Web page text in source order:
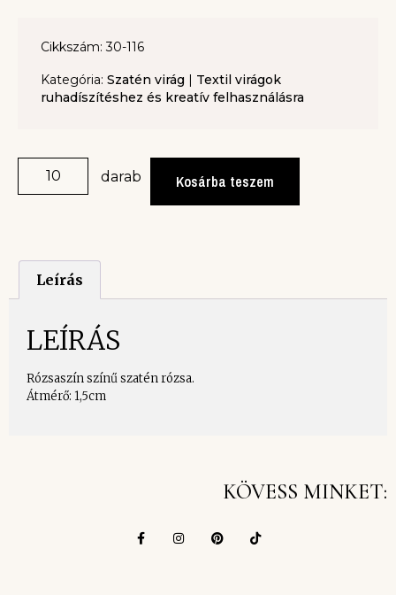
Cikkszám: 30-116
Kategória: Szatén virág | Textil virágok
ruhadíszítéshez és kreatív felhasználásra
darab Kosárba teszem
Leírás
LEÍRÁS
Rózsaszín színű szatén rózsa.
Átmérő: 1,5cm
KÖVESS MINKET: